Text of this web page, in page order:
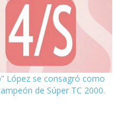
López se consagró como
de Súper TC 2000.